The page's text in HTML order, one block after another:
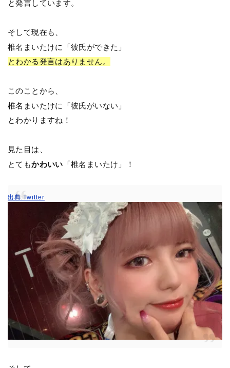
と発言しています。
そして現在も、
椎名まいたけに「彼氏ができた」
とわかる発言はありません。
このことから、
椎名まいたけに「彼氏がいない」
とわかりますね！
見た目は、
とてもかわいい 「椎名まいたけ」！
出典:Twitter